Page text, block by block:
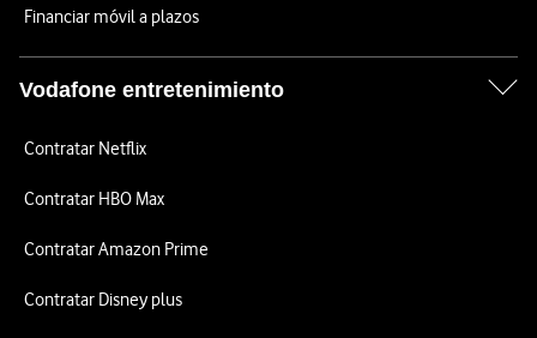
Financiar móvil a plazos
Vodafone entretenimiento
Contratar Netflix
Contratar HBO Max
Contratar Amazon Prime
Contratar Disney plus